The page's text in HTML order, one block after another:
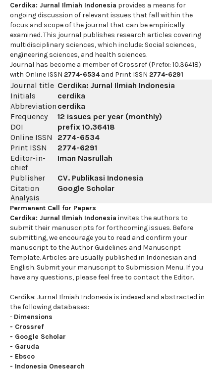
Cerdika: Jurnal Ilmiah Indonesia provides a means for
ongoing discussion of relevant issues that fall within the
focus and scope of the journal that can be empirically
examined. This journal publishes research articles covering
multidisciplinary sciences, which include: Social sciences,
engineering sciences, and health sciences.
Journal has become a member of Crossref (Prefix: 10.36418)
with Online ISSN 2774-6534and Print ISSN 2774-6291
Journal title Cerdika: Jurnal Ilmiah Indonesia
Initials
cerdika
Abbreviation cerdika
Frequency
12 issues per year (monthly)
DOI
prefix 10.36418
Online ISSN
2774-6534
Print ISSN
2774-6291
Editor-in-
chief
Iman Nasrullah
Publisher
CV. Publikasi Indonesia
Citation
Analysis
Google Scholar
Permanent Call for Papers
Cerdika: Jurnal Ilmiah Indonesia invites the authors to
submit their manuscripts for forthcoming issues. Before
submitting, we encourage you to read and confirm your
manuscript to the Author Guidelines and Manuscript
Template. Articles are usually published in Indonesian and
English. Submit your manuscript to Submission Menu. If you
have any questions, please feel free to contact the Editor.
Cerdika: Jurnal Ilmiah Indonesia is indexed and abstracted in
the following databases:
- Dimensions
- Crossref
- Google Scholar
- Garuda
- Ebsco
- Indonesia Onesearch